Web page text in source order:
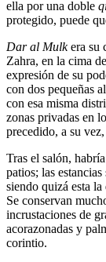
ella por una doble
protegido, puede
Dar al Mulkera su
Zahra, en la cima
expresión de su
con dos pequeñas
con esa misma
zonas privadas en
precedido, a su
Tras el salón,
patios; las
siendo quizá esta
Se conservan
incrustaciones de
acorazonadas y
corintio.